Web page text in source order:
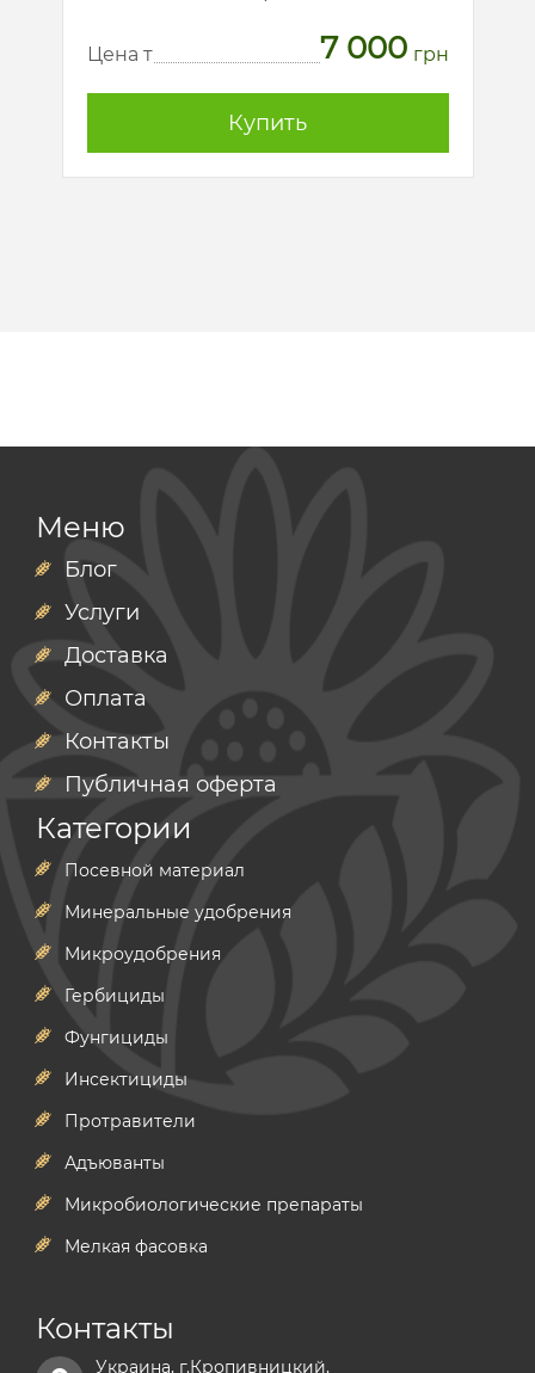
Цена т 7 000 грн
Купить
Меню
Блог
Услуги
Доставка
Оплата
Контакты
Публичная оферта
Категории
Посевной материал
Минеральные удобрения
Микроудобрения
Гербициды
Фунгициды
Инсектициды
Протравители
Адъюванты
Микробиологические препараты
Мелкая фасовка
Контакты
Украина, г.Кропивницкий,